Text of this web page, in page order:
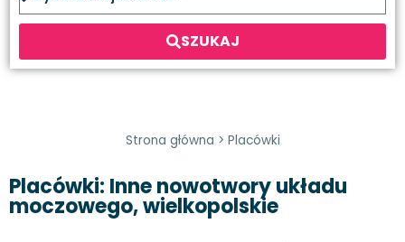
SZUKAJ
Strona główna > Placówki
Placówki: Inne nowotwory układu
moczowego, wielkopolskie